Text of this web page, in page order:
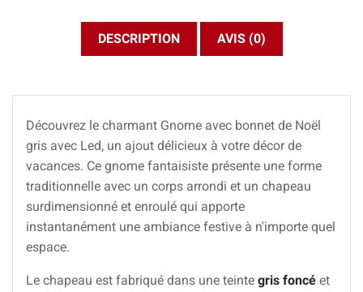
DESCRIPTION AVIS (0)
Découvrez le charmant Gnome avec bonnet de Noël
gris avec Led, un ajout délicieux à votre décor de
vacances. Ce gnome fantaisiste présente une forme
traditionnelle avec un corps arrondi et un chapeau
surdimensionné et enroulé qui apporte
instantanément une ambiance festive à n'importe quel
espace.
Le chapeau est fabriqué dans une teinte gris foncé et